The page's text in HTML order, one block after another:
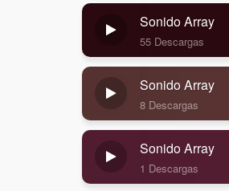
Sonido Array
55 Descargas
Sonido Array
8 Descargas
Sonido Array
1 Descargas